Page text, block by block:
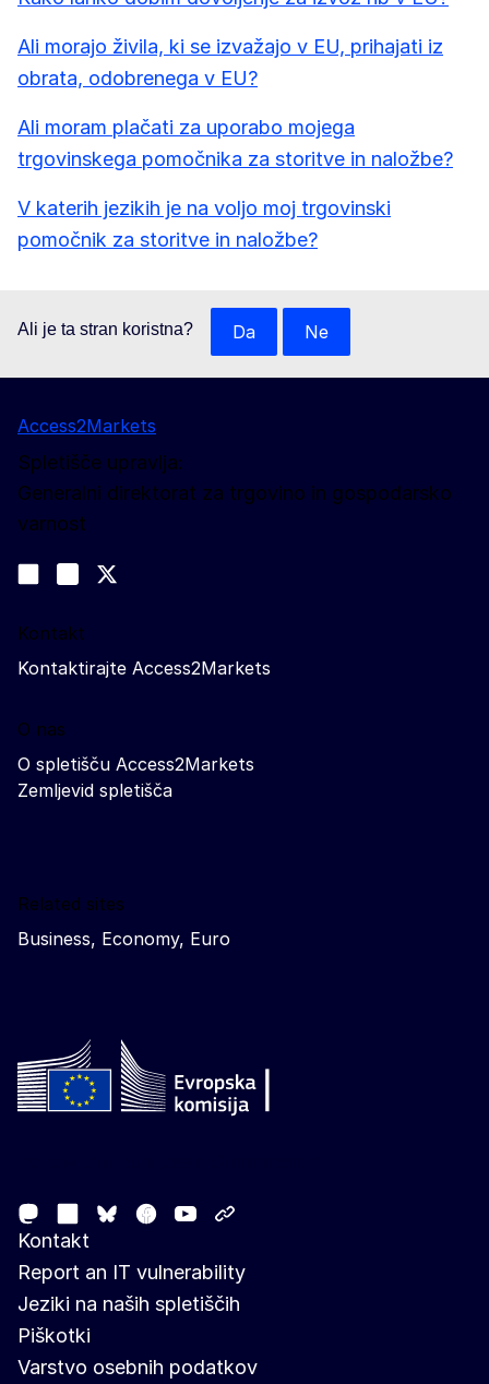
Ali morajo živila, ki se izvažajo v EU, prihajati iz
obrata, odobrenega v EU?
Ali moram plačati za uporabo mojega
trgovinskega pomočnika za storitve in naložbe?
V katerih jezikih je na voljo moj trgovinski
pomočnik za storitve in naložbe?
Ali je ta stran koristna? Da Ne
Access2Markets
Spletišče upravlja:
Generalni direktorat za trgovino in gospodarsko
varnost
Join us on LinkedIn
Trade-Off podcast
Kontakt
Kontaktirajte Access2Markets
O nas
O spletišču Access2Markets
Zemljevid spletišča
Related sites
Business, Economy, Euro
MastodonLinkedIn
Bluesky
Facebook
Youtube
Kontakt
Report an IT vulnerability
Jeziki na naših spletiščih
Piškotki
Varstvo osebnih podatkov